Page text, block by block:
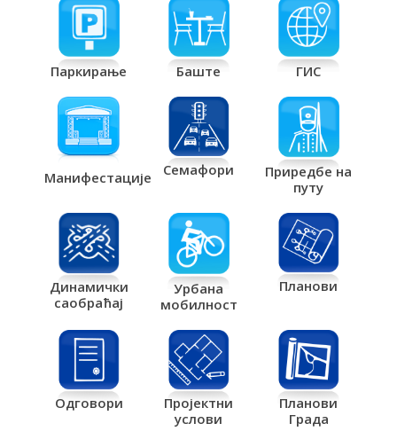
Паркирање Баште ГИС
Манифестације Семафори
Приредбе на
путу
Динамички
саобраћај
Урбана
мобилност
Планови
Одговори
Пројектни
услови
Планови
Града